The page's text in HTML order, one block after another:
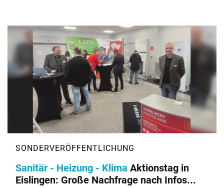
Sanitär - Heizung - Klima Aktionstag in
Eislingen: Große Nachfrage nach Infos...